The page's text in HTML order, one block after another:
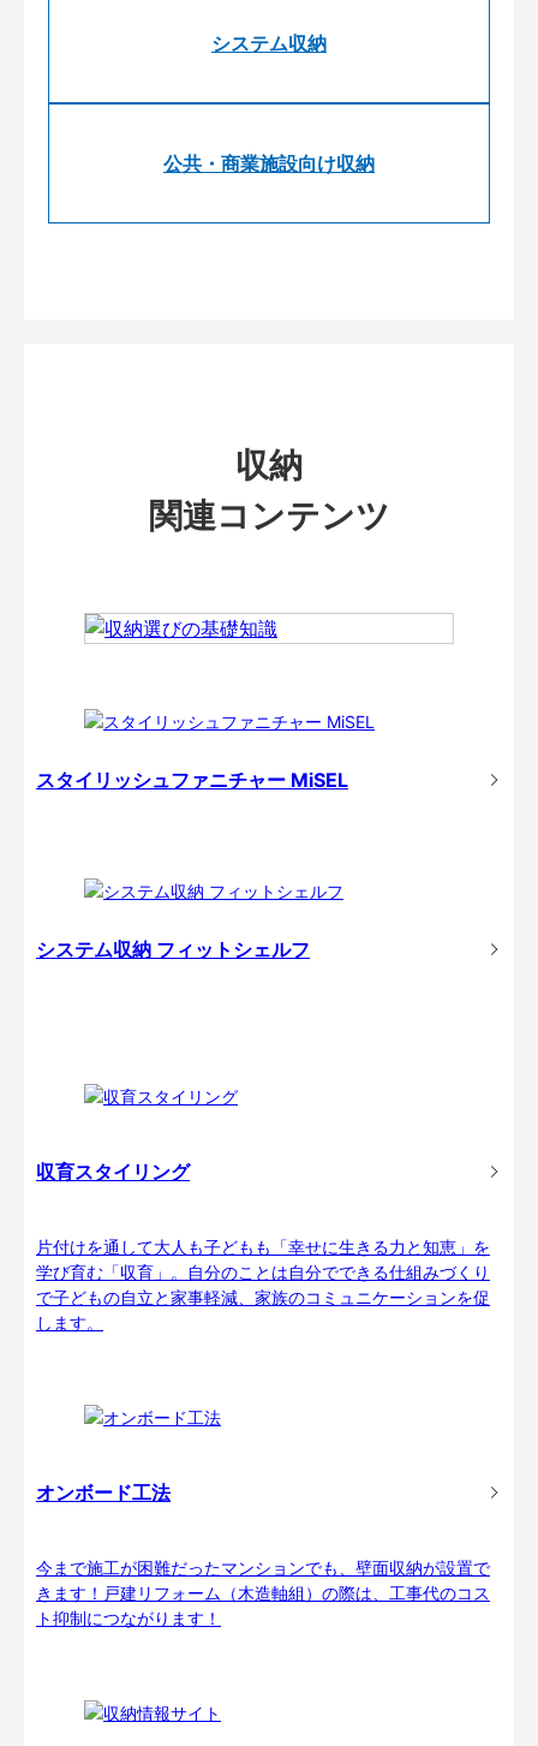
システム収納
公共・商業施設向け収納
収納
関連コンテンツ
スタイリッシュファニチャー MiSEL
システム収納 フィットシェルフ
収育スタイリング
片付けを通して大人も子どもも「幸せに生きる力と知恵」を
学び育む「収育」。自分のことは自分でできる仕組みづくり
で子どもの自立と家事軽減、家族のコミュニケーションを促
します。
オンボード工法
今まで施工が困難だったマンションでも、壁面収納が設置で
きます！戸建リフォーム（木造軸組）の際は、工事代のコス
ト抑制につながります！